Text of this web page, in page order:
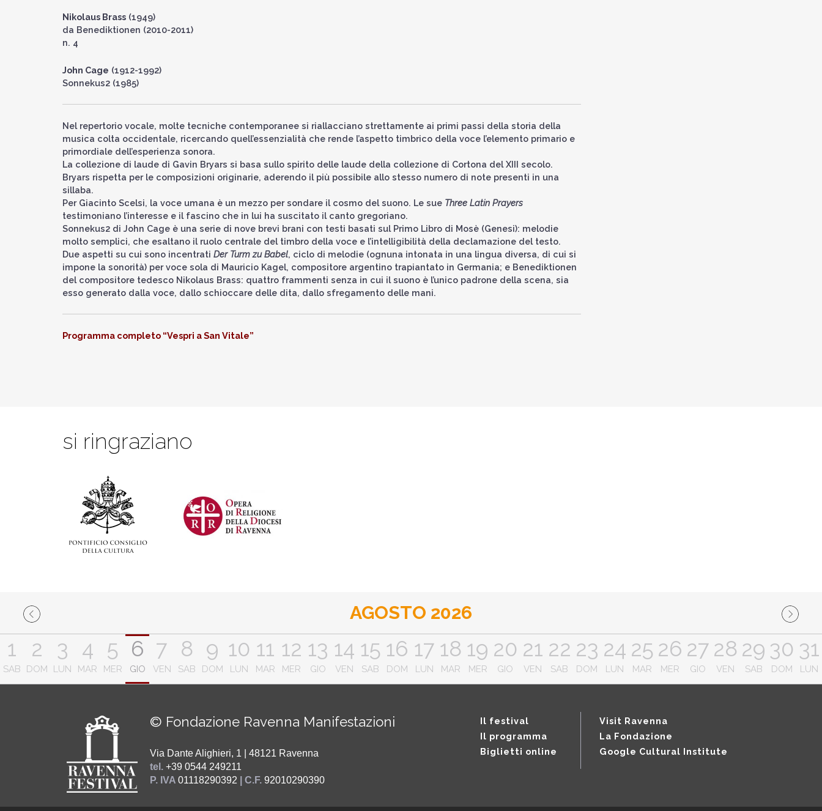
Nikolaus Brass (1949)
da Benediktionen (2010-2011)
n. 4
John Cage (1912-1992)
Sonnekus2 (1985)
Nel repertorio vocale, molte tecniche contemporanee si riallacciano strettamente ai primi passi della storia della
musica colta occidentale, ricercando quell’essenzialità che rende l’aspetto timbrico della voce l’elemento primario e
primordiale dell’esperienza sonora.
La collezione di laude di Gavin Bryars si basa sullo spirito delle laude della collezione di Cortona del XIII secolo.
Bryars rispetta per le composizioni originarie, aderendo il più possibile allo stesso numero di note presenti in una
sillaba.
Per Giacinto Scelsi, la voce umana è un mezzo per sondare il cosmo del suono. Le sue Three Latin Prayers
testimoniano l’interesse e il fascino che in lui ha suscitato il canto gregoriano.
Sonnekus2 di John Cage è una serie di nove brevi brani con testi basati sul Primo Libro di Mosè (Genesi): melodie
molto semplici, che esaltano il ruolo centrale del timbro della voce e l’intelligibilità della declamazione del testo.
Due aspetti su cui sono incentrati Der Turm zu Babel, ciclo di melodie (ognuna intonata in una lingua diversa, di cui si
impone la sonorità) per voce sola di Mauricio Kagel, compositore argentino trapiantato in Germania; e Benediktionen
del compositore tedesco Nikolaus Brass: quattro frammenti senza in cui il suono è l’unico padrone della scena, sia
esso generato dalla voce, dallo schioccare delle dita, dallo sfregamento delle mani.
Programma completo “Vespri a San Vitale”
si ringraziano
AGOSTO 2026
1
SAB
2
DOM
3
LUN
4
MAR
5
MER
6
GIO
7
VEN
8
SAB
9
DOM
10
LUN
11
MAR
12
MER
13
GIO
14
VEN
15
SAB
16
DOM
17
LUN
18
MAR
19
MER
20
GIO
21
VEN
22
SAB
23
DOM
24
LUN
25
MAR
26
MER
27
GIO
28
VEN
29
SAB
30
DOM
31
LUN
© Fondazione Ravenna Manifestazioni
Via Dante Alighieri, 1 | 48121 Ravenna
tel. +39 0544 249211
P. IVA 01118290392 | C.F. 92010290390
Il festival
Il programma
Biglietti online
Visit Ravenna
La Fondazione
Google Cultural Institute